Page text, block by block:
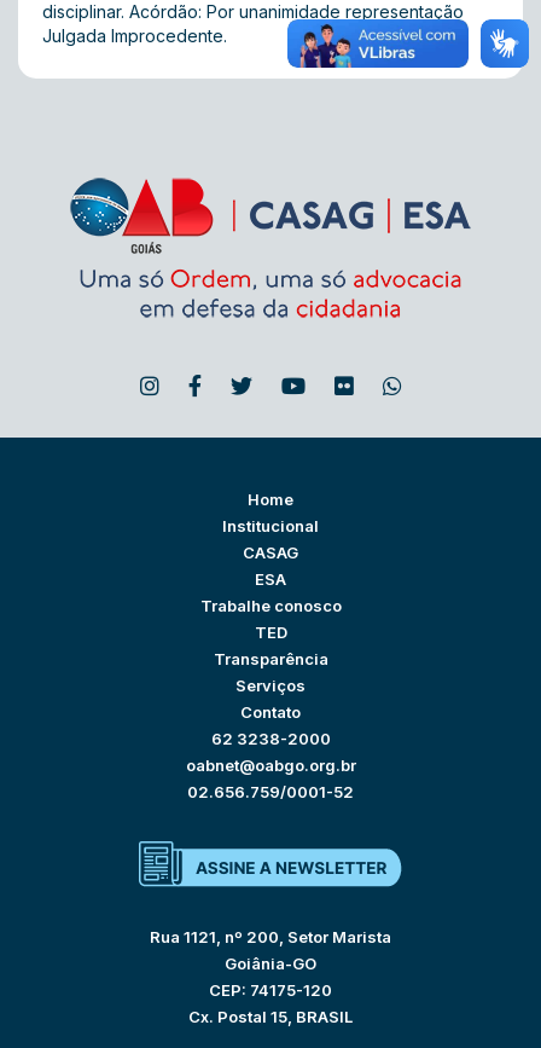
disciplinar. Acórdão: Por unanimidade representação
Julgada Improcedente.
Home
Institucional
CASAG
ESA
Trabalhe conosco
TED
Transparência
Serviços
Contato
62 3238-2000
oabnet@oabgo.org.br
02.656.759/0001-52
Rua 1121, nº 200, Setor Marista
Goiânia-GO
CEP: 74175-120
Cx. Postal 15, BRASIL